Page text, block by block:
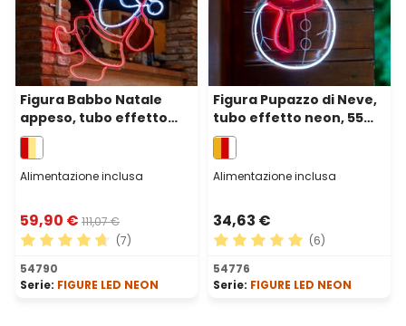
Figura Babbo Natale
appeso, tubo effetto
neon, 105 cm, 566 led
Alimentazione inclusa
59,90 € 111,07 €
Valutazione media di 4.86 su 5 stelle
(7)
54790
Serie: FIGURE LED NEON
Figura Pupazzo di Neve,
tubo effetto neon, 55
cm, 288 led bianco
freddo, rosso e
arancione
Alimentazione inclusa
34,63 €
Valutazione media di 5 su
(6)
54776
Serie: FIGURE LED NEON